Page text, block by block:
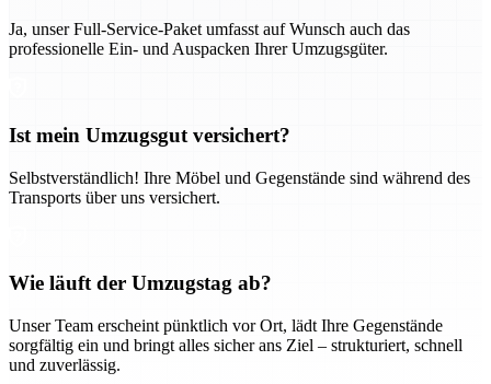
Ja, unser Full-Service-Paket umfasst auf Wunsch auch das
professionelle Ein- und Auspacken Ihrer Umzugsgüter.
Ist mein Umzugsgut versichert?
Selbstverständlich! Ihre Möbel und Gegenstände sind während des
Transports über uns versichert.
Wie läuft der Umzugstag ab?
Unser Team erscheint pünktlich vor Ort, lädt Ihre Gegenstände
sorgfältig ein und bringt alles sicher ans Ziel – strukturiert, schnell
und zuverlässig.